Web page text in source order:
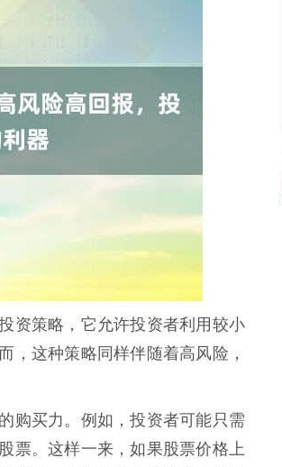
资策略，它允许投资者利用较小
，这种策略同样伴随着高风险，
购买力。例如，投资者可能只需
票。这样一来，如果股票价格上